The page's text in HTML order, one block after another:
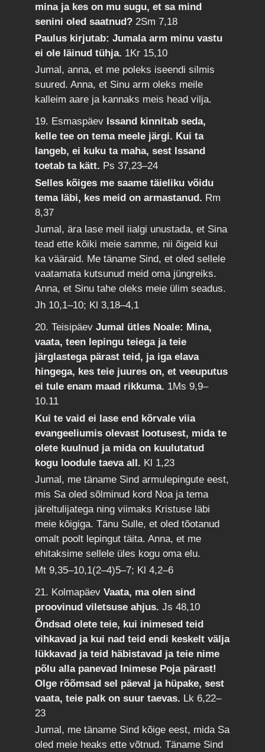
mina ja kes on mu sugu, et sa mind
senini oled saatnud? 2Sm 7,18
Paulus kirjutab: Jumala arm minu vastu
ei ole läinud tühja. 1Kr 15,10
Jumal, anna, et me poleks iseendi silmis
suured. Anna, et Sinu arm oleks meile
kalleim aare ja kannaks meis head vilja.
19. Esmaspäev Issand kinnitab seda,
kelle tee on tema meele järgi. Kui ta
langeb, ei kuku ta maha, sest Issand
toetab ta kätt. Ps 37,23–24
Selles kõiges me saame täieliku võidu
tema läbi, kes meid on armastanud. Rm
8,37
Jumal, ära lase meil iialgi unustada, et Sina
tead ette kõiki meie samme, nii õigeid kui
ka vääraid. Me täname Sind, et oled sellele
vaatamata kutsunud meid oma jüngreiks.
Anna, et Sinu tahe oleks meie ülim seadus.
Jh 10,1–10; Kl 3,18–4,1
20. TeisipäevJumal ütles Noale: Mina,
vaata, teen lepingu teiega ja teie
järglastega pärast teid, ja iga elava
hingega, kes teie juures on, et veeuputus
ei tule enam maad rikkuma. 1Ms 9,9–
10.11
Kui te vaid ei lase end kõrvale viia
evangeeliumis olevast lootusest, mida te
olete kuulnud ja mida on kuulutatud
kogu loodule taeva all. Kl 1,23
Jumal, me täname Sind armulepingute eest,
mis Sa oled sõlminud kord Noa ja tema
järeltulijatega ning viimaks Kristuse läbi
meie kõigiga. Tänu Sulle, et oled tõotanud
omalt poolt lepingut täita. Anna, et me
ehitaksime sellele üles kogu oma elu.
Mt 9,35–10,1(2–4)5–7; Kl 4,2–6
21. KolmapäevVaata, ma olen sind
proovinud viletsuse ahjus.Js 48,10
Õndsad olete teie, kui inimesed teid
vihkavad ja kui nad teid endi keskelt välja
lükkavad ja teid häbistavad ja teie nime
põlu alla panevad Inimese Poja pärast!
Olge rõõmsad sel päeval ja hüpake, sest
vaata, teie palk on suur taevas. Lk 6,22–
23
Jumal, me täname Sind kõige eest, mida Sa
oled meie heaks ette võtnud. Täname Sind